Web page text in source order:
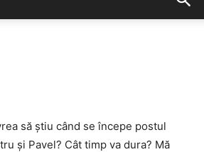
să ştiu când se începe postul
şi Pavel? Cât timp va dura? Mă